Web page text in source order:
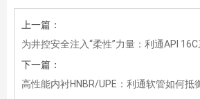
上一篇：
为井控安全注入“柔性”力量：利通API
下一篇：
高性能内衬HNBR/UPE：利通软管如何抵